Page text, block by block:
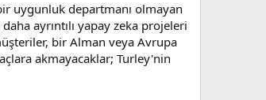
uygunluk departmanı olmayan
ayrıntılı yapay zeka projeleri
bir Alman veya Avrupa
akmayacaklar; Turley'nin